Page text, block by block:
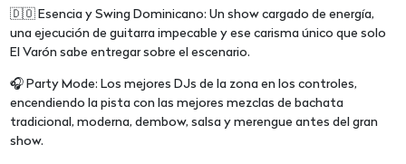
🇩🇴 Esencia y Swing Dominicano: Un show cargado de energía,
una ejecución de guitarra impecable y ese carisma único que solo
El Varón sabe entregar sobre el escenario.
🎧 Party Mode: Los mejores DJs de la zona en los controles,
encendiendo la pista con las mejores mezclas de bachata
tradicional, moderna, dembow, salsa y merengue antes del gran
show.